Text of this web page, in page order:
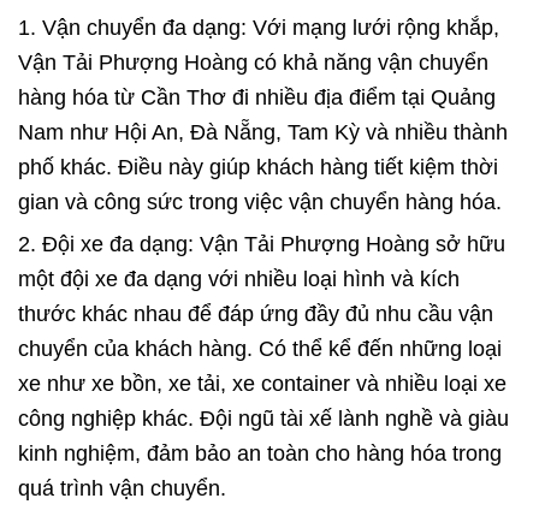
1. Vận chuyển đa dạng: Với mạng lưới rộng khắp,
Vận Tải Phượng Hoàng có khả năng vận chuyển
hàng hóa từ Cần Thơ đi nhiều địa điểm tại Quảng
Nam như Hội An, Đà Nẵng, Tam Kỳ và nhiều thành
phố khác. Điều này giúp khách hàng tiết kiệm thời
gian và công sức trong việc vận chuyển hàng hóa.
2. Đội xe đa dạng: Vận Tải Phượng Hoàng sở hữu
một đội xe đa dạng với nhiều loại hình và kích
thước khác nhau để đáp ứng đầy đủ nhu cầu vận
chuyển của khách hàng. Có thể kể đến những loại
xe như xe bồn, xe tải, xe container và nhiều loại xe
công nghiệp khác. Đội ngũ tài xế lành nghề và giàu
kinh nghiệm, đảm bảo an toàn cho hàng hóa trong
quá trình vận chuyển.